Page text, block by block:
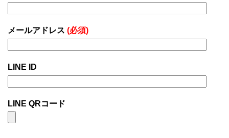
メールアドレス (必須)
LINE ID
LINE QRコード